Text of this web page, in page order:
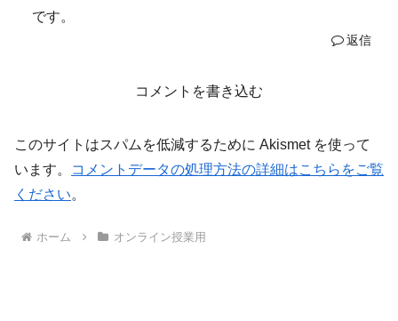
です。
返信
コメントを書き込む
このサイトはスパムを低減するために Akismet を使って
います。
コメントデータの処理方法の詳細はこちらをご覧
ください。
ホーム オンライン授業用